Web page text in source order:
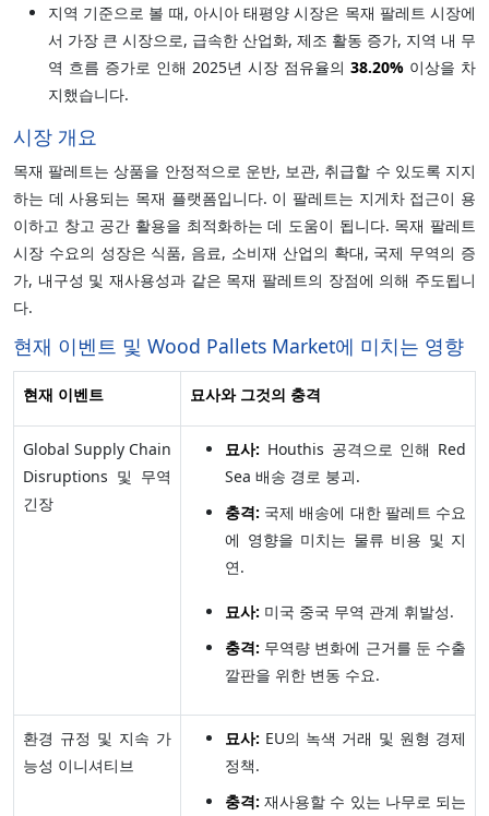
지역 기준으로 볼 때, 아시아 태평양 시장은 목재 팔레트 시장에
서 가장 큰 시장으로, 급속한 산업화, 제조 활동 증가, 지역 내 무
역 흐름 증가로 인해 2025년 시장 점유율의 38.20% 이상을 차
지했습니다.
시장 개요
목재 팔레트는 상품을 안정적으로 운반, 보관, 취급할 수 있도록 지지
하는 데 사용되는 목재 플랫폼입니다. 이 팔레트는 지게차 접근이 용
이하고 창고 공간 활용을 최적화하는 데 도움이 됩니다. 목재 팔레트
시장 수요의 성장은 식품, 음료, 소비재 산업의 확대, 국제 무역의 증
가, 내구성 및 재사용성과 같은 목재 팔레트의 장점에 의해 주도됩니
다.
현재 이벤트 및 Wood Pallets Market에 미치는 영향
현재 이벤트 묘사와 그것의 충격
Global Supply Chain
Disruptions 및 무역
긴장
묘사: Houthis 공격으로 인해 Red
Sea 배송 경로 붕괴.
충격: 국제 배송에 대한 팔레트 수요
에 영향을 미치는 물류 비용 및 지
연.
묘사: 미국 중국 무역 관계 휘발성.
충격: 무역량 변화에 근거를 둔 수출
깔판을 위한 변동 수요.
환경 규정 및 지속 가
능성 이니셔티브
묘사: EU의 녹색 거래 및 원형 경제
정책.
충격: 재사용할 수 있는 나무로 되는